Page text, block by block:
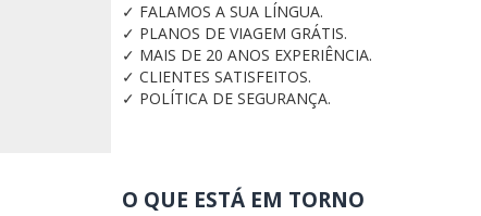
✓ FALAMOS A SUA LÍNGUA.
✓ PLANOS DE VIAGEM GRÁTIS.
✓ MAIS DE 20 ANOS EXPERIÊNCIA.
✓ CLIENTES SATISFEITOS.
✓ POLÍTICA DE SEGURANÇA.
O QUE ESTÁ EM TORNO